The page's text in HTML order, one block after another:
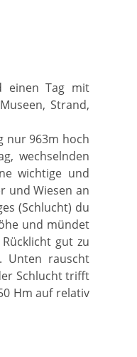
einen Tag mit
Strand,
nur 963m hoch
wechselnden
wichtige und
und Wiesen an
(Schlucht) du
und mündet
gut zu
Unten rauscht
Schlucht trifft
Hm auf relativ